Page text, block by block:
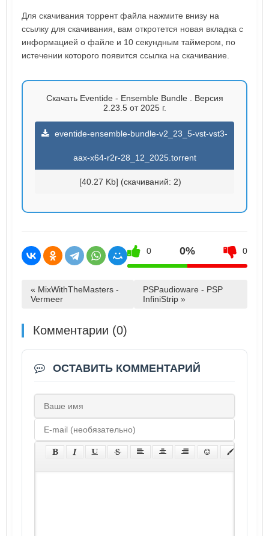
Для скачивания торрент файла нажмите внизу на
ссылку для скачивания, вам откротется новая вкладка с
информацией о файле и 10 секундным таймером, по
истечении которого появится ссылка на скачивание.
Скачать Eventide - Ensemble Bundle . Версия
2.23.5 от 2025 г.
eventide-ensemble-bundle-v2_23_5-vst-vst3-
aax-x64-r2r-28_12_2025.torrent
[40.27 Kb] (cкачиваний: 2)
0 0% 0
« MixWithTheMasters -
Vermeer
PSPaudioware - PSP
InfiniStrip »
Комментарии (0)
ОСТАВИТЬ КОММЕНТАРИЙ